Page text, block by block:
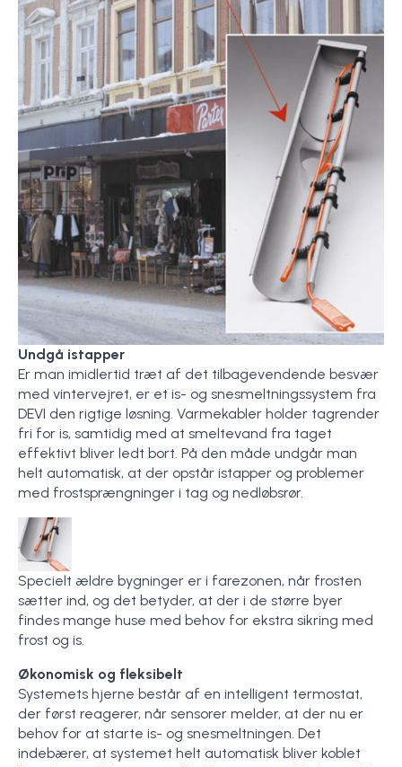
Undgå istapper
Er man imidlertid træt af det tilbagevendende besvær
med vintervejret, er et is- og snesmeltningssystem fra
DEVI den rigtige løsning. Varmekabler holder tagrender
fri for is, samtidig med at smeltevand fra taget
effektivt bliver ledt bort. På den måde undgår man
helt automatisk, at der opstår istapper og problemer
med frostsprængninger i tag og nedløbsrør.
Specielt ældre bygninger er i farezonen, når frosten
sætter ind, og det betyder, at der i de større byer
findes mange huse med behov for ekstra sikring med
frost og is.
Økonomisk og fleksibelt
Systemets hjerne består af en intelligent termostat,
der først reagerer, når sensorer melder, at der nu er
behov for at starte is- og snesmeltningen. Det
indebærer, at systemet helt automatisk bliver koblet